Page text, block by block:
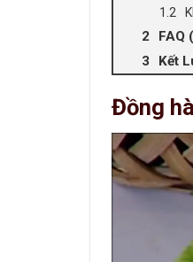
FAQ
Kết
Đồng